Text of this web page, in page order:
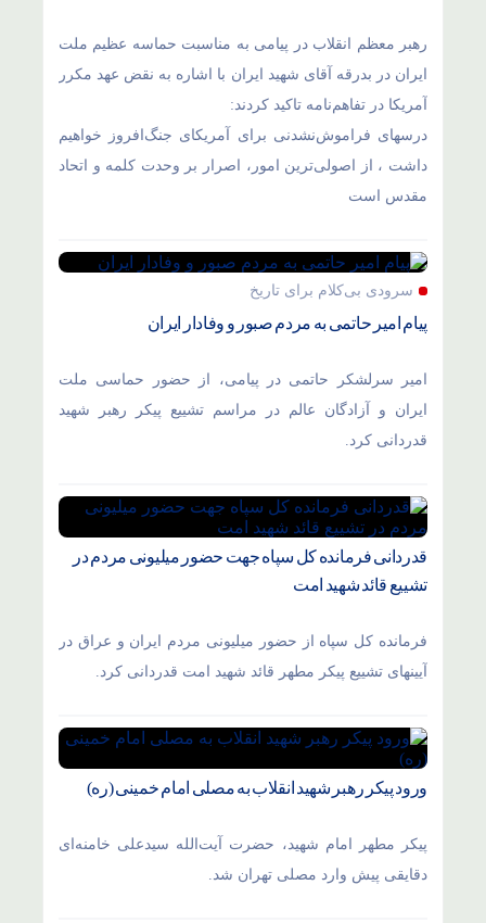
رهبر معظم انقلاب در پیامی به مناسبت حماسه عظیم ملت
ایران در بدرقه آقای شهید ایران با اشاره به نقض عهد مکرر
آمریکا در تفاهم‌نامه تاکید کردند:
درسهای فراموش‌نشدنی برای آمریکای جنگ‌افروز خواهیم
داشت ، از اصولی‌ترین امور، اصرار بر وحدت کلمه و اتحاد
مقدس است
سرودی بی‌کلام برای تاریخ
پیام امیر حاتمی به مردم صبور و وفادار ایران
امیر سرلشکر حاتمی در پیامی، از حضور حماسی ملت
ایران و آزادگان عالم در مراسم تشییع پیکر رهبر شهید
قدردانی کرد.
قدردانی فرمانده کل سپاه جهت حضور میلیونی مردم در
تشییع قائد شهید امت
فرمانده کل سپاه از حضور میلیونی مردم ایران و عراق در
آیینهای تشییع پیکر مطهر قائد شهید امت قدردانی کرد.
ورود پیکر رهبر شهید انقلاب به مصلی امام خمینی (ره)
پیکر مطهر امام شهید،‌ حضرت آیت‌الله سیدعلی خامنه‌ای
دقایقی پیش وارد مصلی تهران شد.